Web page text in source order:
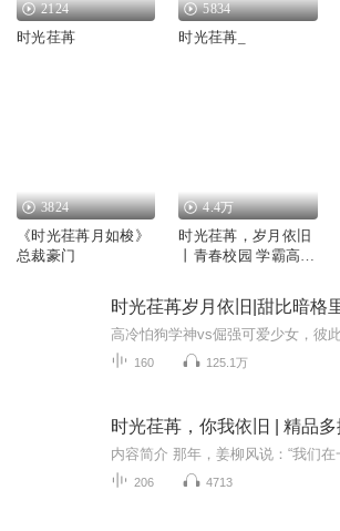
2124
时光荏苒
5834
时光荏苒_
3824
《时光荏苒月如梭》
总裁豪门
4.4万
时光荏苒，岁月依旧
丨青春校园 学霸高智
160 125.1万
206 4713